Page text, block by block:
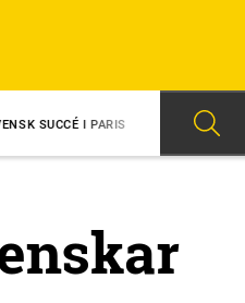
6/8 AVSTÄNGD EFTER